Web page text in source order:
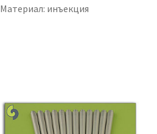
Материал: инъекция